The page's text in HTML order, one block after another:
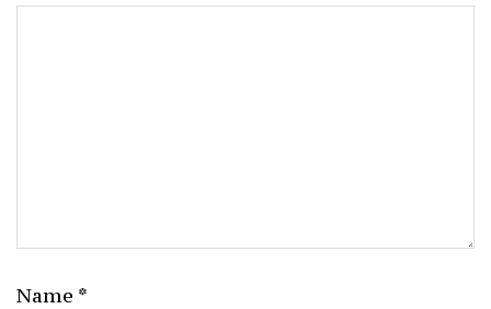
Name *